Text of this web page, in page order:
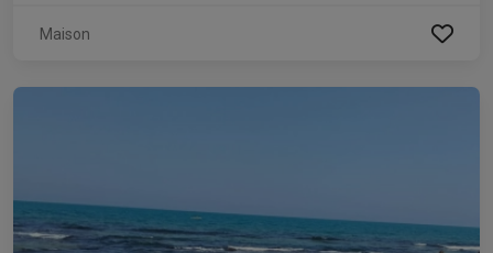
Maison